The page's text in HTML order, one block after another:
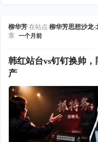
柳华芳在站点 柳华芳思想沙龙-
章
一个月前
韩红站台vs钉钉换帅
产